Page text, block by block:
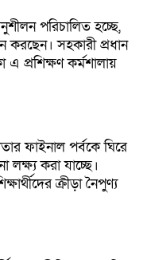
পরিচালিত হচ্ছে,
করছেন। সহকারী প্রধান
এ প্রশিক্ষণ কর্মশালায়
ফাইনাল পর্বকে ঘিরে
লক্ষ্য করা যাচ্ছে।
ক্রীড়া নৈপুণ্য